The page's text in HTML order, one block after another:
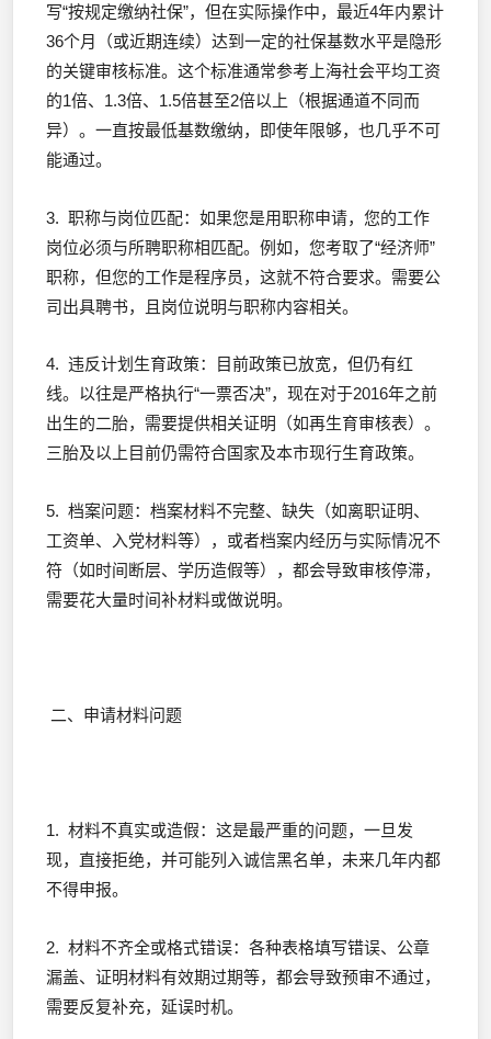
写“按规定缴纳社保”，但在实际操作中，最近4年内累计
36个月（或近期连续）达到一定的社保基数水平是隐形
的关键审核标准。这个标准通常参考上海社会平均工资
的1倍、1.3倍、1.5倍甚至2倍以上（根据通道不同而
异）。一直按最低基数缴纳，即使年限够，也几乎不可
能通过。
3. 职称与岗位匹配：如果您是用职称申请，您的工作
岗位必须与所聘职称相匹配。例如，您考取了“经济师”
职称，但您的工作是程序员，这就不符合要求。需要公
司出具聘书，且岗位说明与职称内容相关。
4. 违反计划生育政策：目前政策已放宽，但仍有红
线。以往是严格执行“一票否决”，现在对于2016年之前
出生的二胎，需要提供相关证明（如再生育审核表）。
三胎及以上目前仍需符合国家及本市现行生育政策。
5. 档案问题：档案材料不完整、缺失（如离职证明、
工资单、入党材料等），或者档案内经历与实际情况不
符（如时间断层、学历造假等），都会导致审核停滞，
需要花大量时间补材料或做说明。
二、申请材料问题
1. 材料不真实或造假：这是最严重的问题，一旦发
现，直接拒绝，并可能列入诚信黑名单，未来几年内都
不得申报。
2. 材料不齐全或格式错误：各种表格填写错误、公章
漏盖、证明材料有效期过期等，都会导致预审不通过，
需要反复补充，延误时机。